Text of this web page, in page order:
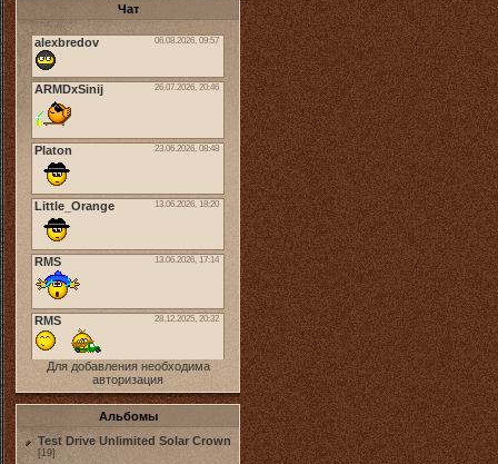
Чат
Для добавления необходима
авторизация
Альбомы
Test Drive Unlimited Solar Crown
[19]